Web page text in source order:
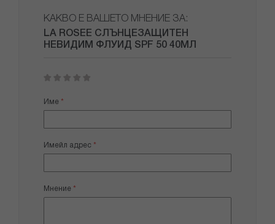
КАКВО Е ВАШЕТО МНЕНИЕ ЗА:
LA ROSEE СЛЪНЦЕЗАЩИТЕН
НЕВИДИМ ФЛУИД SPF 50 40МЛ
star
stars
stars
stars
stars
Име
Имейл адрес
Мнение